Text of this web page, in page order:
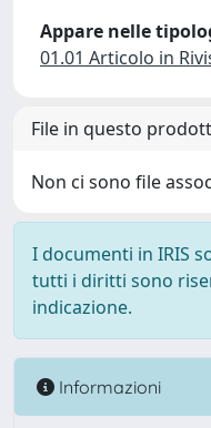
Appare nelle
01.01 Articolo in
File in questo
Non ci sono file
I documenti in IRIS
tutti i diritti sono
indicazione.
Informazioni